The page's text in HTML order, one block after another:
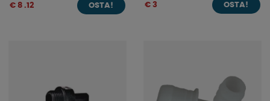
€ 8 .12 OSTA! € 3 OSTA!